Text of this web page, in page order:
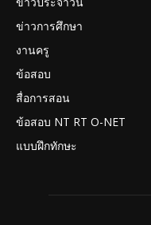
ข่าวการศึกษา
งานครู
ข้อสอบ
สื่อการสอน
ข้อสอบ NT RT O-NET
แบบฝึกทักษะ